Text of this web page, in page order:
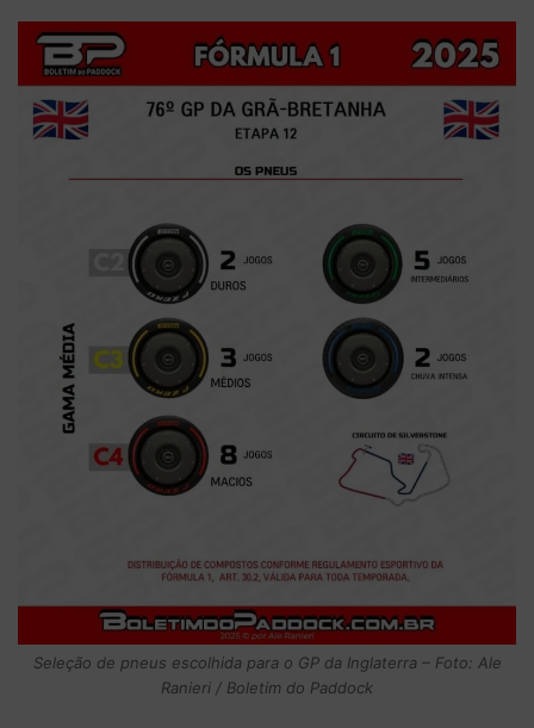
Seleção de pneus escolhida para o GP da Inglaterra – Foto: Ale
Ranieri / Boletim do Paddock